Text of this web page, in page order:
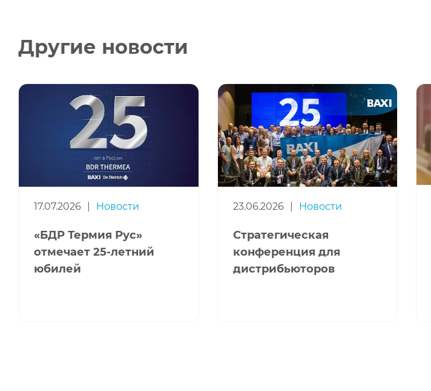
Другие новости
17.07.2026 Новости
«БДР Термия Рус»
отмечает 25-летний
юбилей
23.06.2026 Новости
Стратегическая
конференция для
дистрибьюторов